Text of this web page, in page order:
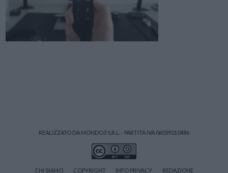
REALIZZATO DA MONDO3 S.R.L. - PARTITA IVA 06039210486
CHI SIAMO COPYRIGHT INFO PRIVACY REDAZIONE